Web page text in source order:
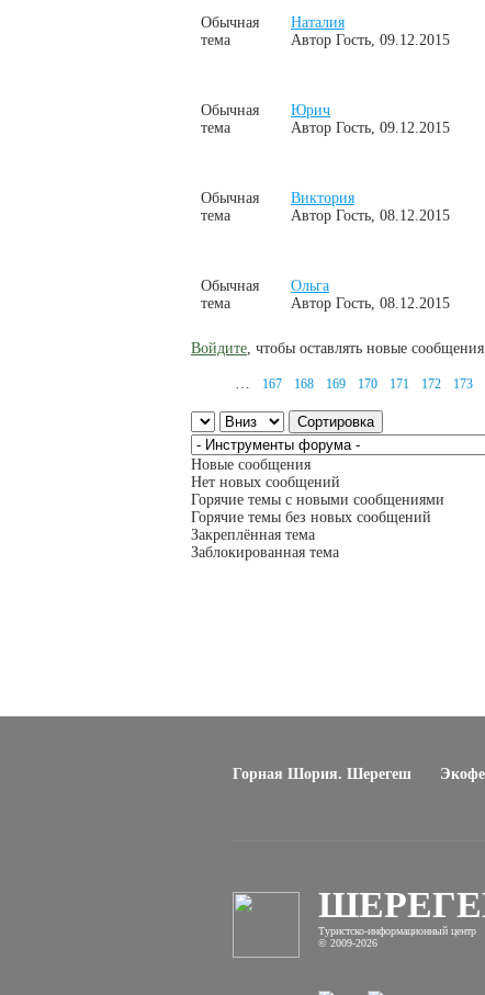
Обычная
тема
Наталия
Автор Гость, 09.12.2015
Обычная
тема
Юрич
Автор Гость, 09.12.2015
Обычная
тема
Виктория
Автор Гость, 08.12.2015
Обычная
тема
Ольга
Автор Гость, 08.12.2015
Войдите, чтобы оставлять новые
… 167 168 169 170 171 172 173
Сортировка по
Сортировка
Новые сообщения
Нет новых сообщений
Горячие темы с новыми сообщениями
Горячие темы без новых сообщений
Закреплённая тема
Заблокированная тема
Горная Шория. Шерегеш
Туристско-информационный центр
© 2009-2026